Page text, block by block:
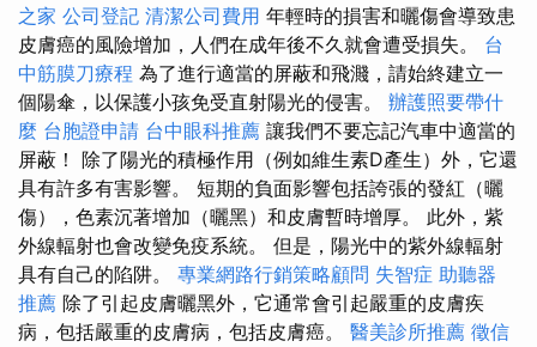
之家 公司登記 清潔公司費用 年輕時的損害和曬傷會導致患
皮膚癌的風險增加，人們在成年後不久就會遭受損失。 台
中筋膜刀療程 為了進行適當的屏蔽和飛濺，請始終建立一
個陽傘，以保護小孩免受直射陽光的侵害。 辦護照要帶什
麼 台胞證申請 台中眼科推薦 讓我們不要忘記汽車中適當的
屏蔽！ 除了陽光的積極作用（例如維生素D產生）外，它還
具有許多有害影響。 短期的負面影響包括誇張的發紅（曬
傷），色素沉著增加（曬黑）和皮膚暫時增厚。 此外，紫
外線輻射也會改變免疫系統。 但是，陽光中的紫外線輻射
具有自己的陷阱。 專業網路行銷策略顧問 失智症 助聽器
推薦 除了引起皮膚曬黑外，它通常會引起嚴重的皮膚疾
病，包括嚴重的皮膚病，包括皮膚癌。 醫美診所推薦 徵信